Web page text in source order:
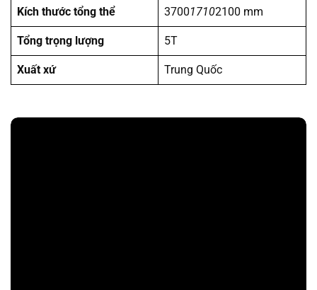
Kích thước tổng thể 370017102100 mm
Tổng trọng lượng 5T
Xuất xứ Trung Quốc